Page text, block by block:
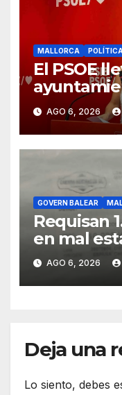
MALLORCA POLÍTICA
El PSOE
modelo
AGO 6, 2026
GOVERN BALEAR
Requisan
en mal
AGO 6, 2026
Deja una
Lo siento, debes